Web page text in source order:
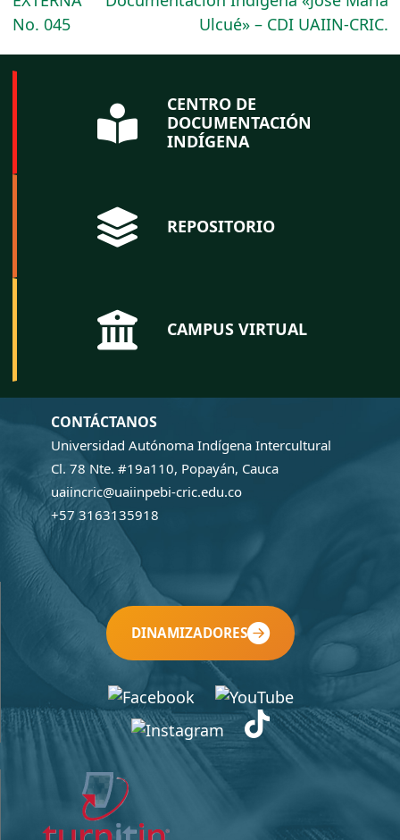
No. 045
Ulcué» – CDI UAIIN-CRIC.
CENTRO DE
DOCUMENTACIÓN
INDÍGENA
REPOSITORIO
CAMPUS VIRTUAL
CONTÁCTANOS
Universidad Autónoma Indígena Intercultural
Cl. 78 Nte. #19a110, Popayán, Cauca
uaiincric@uaiinpebi-cric.edu.co
+57 3163135918
DINAMIZADORES